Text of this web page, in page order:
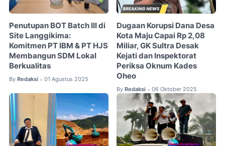
Penutupan BOT Batch III di
Site Langgikima:
Komitmen PT IBM & PT HJS
Membangun SDM Lokal
Berkualitas
By Redaksi • 01 Agustus 2025
Dugaan Korupsi Dana Desa
Kota Maju Capai Rp 2,08
Miliar, GK Sultra Desak
Kejati dan Inspektorat
Periksa Oknum Kades
Oheo
By Redaksi • 06 Oktober 2025